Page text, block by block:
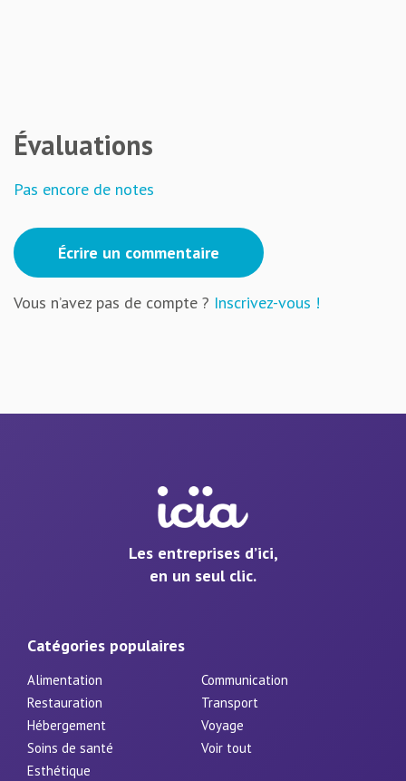
Évaluations
Pas encore de notes
Écrire un commentaire
Vous n’avez pas de compte ? Inscrivez-vous !
Les entreprises d’ici,
en un seul clic.
Catégories populaires
Alimentation
Communication
Restauration
Transport
Hébergement
Voyage
Soins de santé
Voir tout
Esthétique